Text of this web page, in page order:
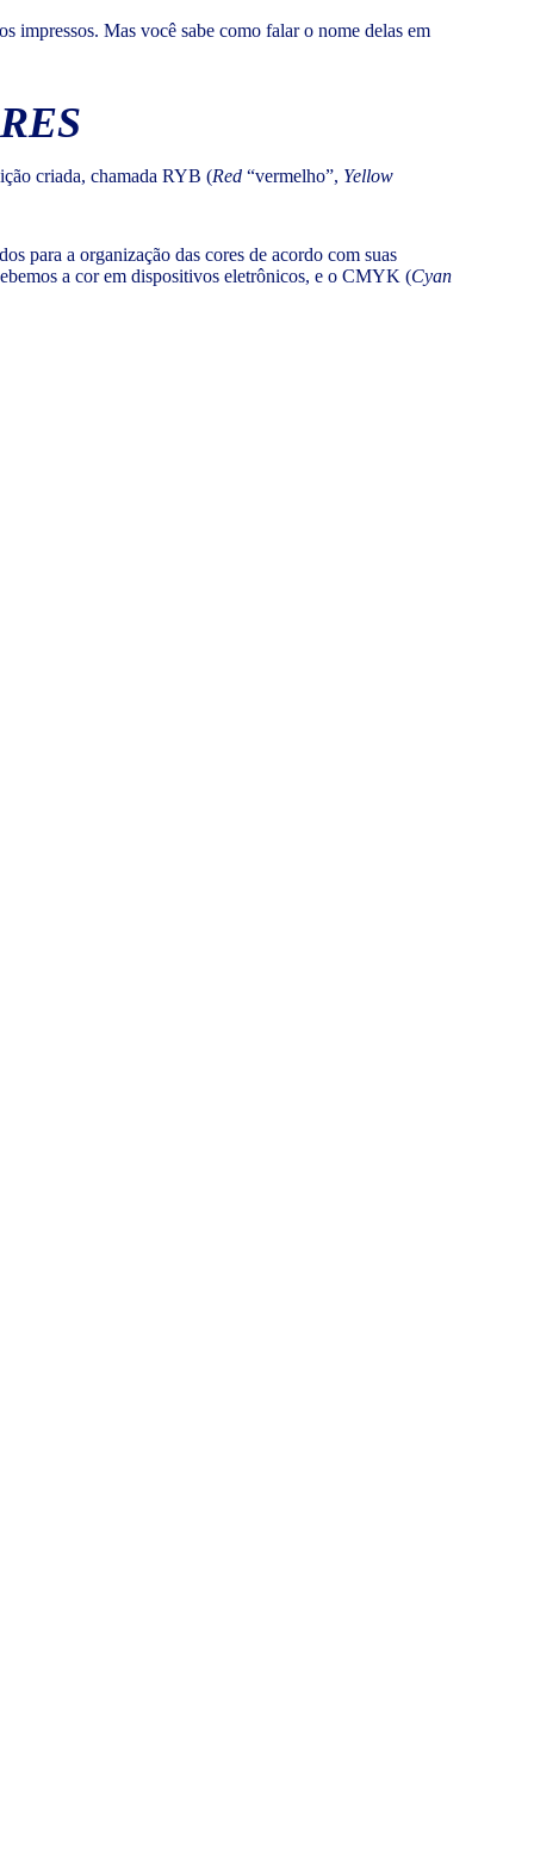
impressos. Mas você sabe como falar o nome delas em
criada, chamada RYB (Red “vermelho”, Yellow
para a organização das cores de acordo com suas
a cor em dispositivos eletrônicos, e o CMYK (Cyan